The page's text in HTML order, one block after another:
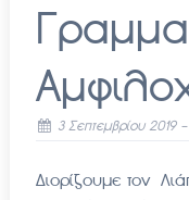
3 Σεπτεμβρίου 2019-
Διορίζουμε τον